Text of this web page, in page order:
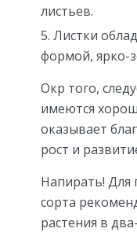
листьев.
Листки
формой, ярко-
Окр того,
имеются
оказывает
рост и
Напирать! Для
сорта
растения в